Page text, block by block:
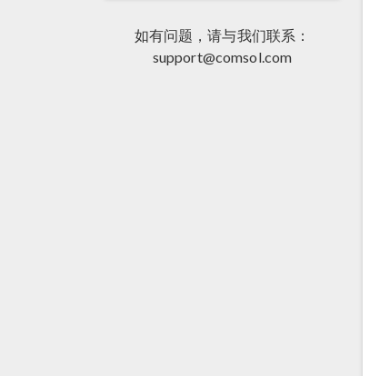
如有问题，请与我们联系：
support@comsol.com